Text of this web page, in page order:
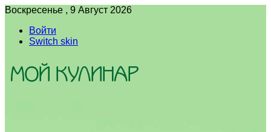
Воскресенье , 9 Август 2026
Войти
Switch skin